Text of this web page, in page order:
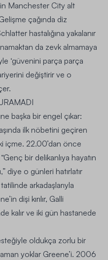
Manchester City alt
çağında diz
hastalığına yakalanır
da zevk almamaya
‘güvenini parça parça
değiştirir ve o
başka bir engel çıkar:
ilk nöbetini geçiren
içme. 22.00’dan önce
bir delikanlıya hayatın
diye o günleri hatırlatır
arkadaşlarıyla
dişi kırılır, Galli
kalır ve iki gün hastanede
oldukça zorlu bir
yoklar Greene’i. 2006